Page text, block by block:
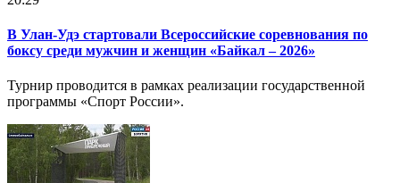
В Улан-Удэ стартовали Всероссийские соревнования по
боксу среди мужчин и женщин «Байкал – 2026»
Турнир проводится в рамках реализации государственной
программы «Спорт России».